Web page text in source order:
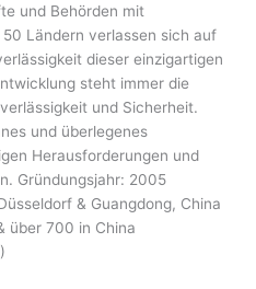
und Behörden mit
Ländern verlassen sich auf
dieser einzigartigen
steht immer die
und Sicherheit.
und überlegenes
Herausforderungen und
Gründungsjahr: 2005
& Guangdong, China
über 700 in China